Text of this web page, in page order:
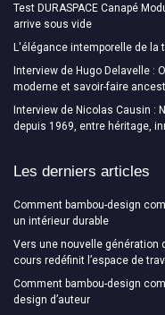
Test DURASPACE Canapé
arrive sous vide
L'élégance intemporelle de la
Interview de Hugo Delavelle :
moderne et savoir-faire
Interview de Nicolas Causin :
depuis 1969, entre héritage,
Les derniers articles
Comment bambou-design
un intérieur durable
Vers une nouvelle génération
cours redéfinit l’espace de
Comment bambou-design
design d’auteur